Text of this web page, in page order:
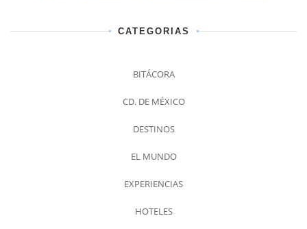
CATEGORIAS
BITÁCORA
CD. DE MÉXICO
DESTINOS
EL MUNDO
EXPERIENCIAS
HOTELES